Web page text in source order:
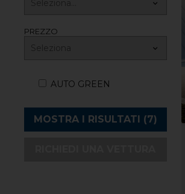
PREZZO
AUTO GREEN
PERCHE' SCEGLIERCI